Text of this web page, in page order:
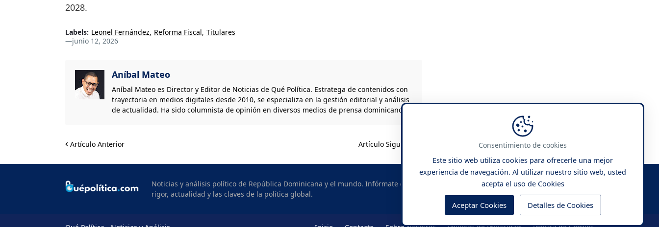
2028.
Labels: Leonel Fernández Reforma Fiscal Titulares
—junio 12, 2026
Aníbal Mateo
Aníbal Mateo es Director y Editor de Noticias de Qué Política. Estratega de contenidos con
trayectoria en medios digitales desde 2010, se especializa en la gestión editorial y análisis
de actualidad. Ha sido columnista de opinión en diversos medios de prensa dominicanos.
Artículo Anterior Artículo Siguiente
Noticias y análisis político de República Dominicana y el mundo. Infórmate con
rigor, actualidad y las claves de la política global.
Consentimiento de cookies
Este sitio web utiliza cookies para ofrecerle una mejor
experiencia de navegación. Al utilizar nuestro sitio web, usted
acepta el uso de Cookies
Aceptar Cookies Detalles de Cookies